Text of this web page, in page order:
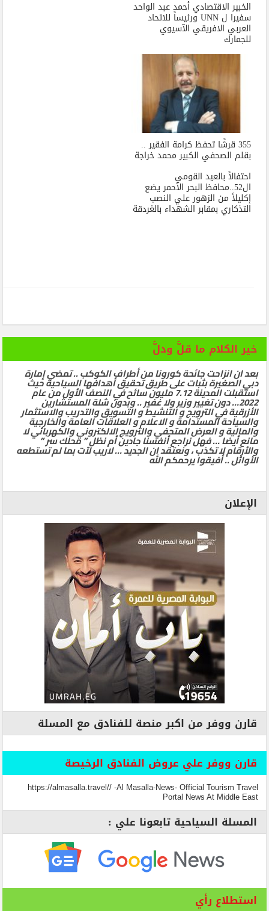
الخبير الاقتصادي أحمد عبد الواحد
سفيرا ل UNN ورئيساً للاتحاد
العربي الافريقي الآسيوي
للجمارك
355 قرشًا تحفظ كرامة الفقير ..
بقلم الصحفي الكبير محمد خراجة
احتفالاً بالعيد القومي
ال52..محافظ البحر الأحمر يضع
إكليلاً من الزهور علي النصب
التذكاري بمقابر الشهداء بالغردقة
خير الكلام ما قلَّ ودلَّ
بعد ان انزاحت جائحة كورونا من أطراف الكوكب .. تمضي إمارة
دبي الصغيرة بثبات على طريق تحقيق أهدافها السياحية حيث
استقبلت المدينة 7.12 مليون سائح في النصف الأول من عام
2022… دون تغيير وزير ولا غفير .. وبدون شلة المستشارين
الأزرقية في الترويج و التنشيط و التسويق والتدريب والاستثمار
والسياحة المستدامة و الاعلام و العلاقات العامة والخارجية
والمالية و العرض المتحفي والترويج الالكتروني والكهربائي لا
مانع أيضا … فهل نراجع أنفسنا جادين أم نظل ” محلك سر ”
والأرقام لا تكذب ، ونعتقد ان الجديد … لاريب لآت بما لم تستطعه
الأوائل .. أفيقوا يرحمكم الله
الإعلان
قارن ووفر من اكبر منصة للفنادق مع المسلة
قارن ووفر علي عروض الفنادق الرخيصة
https://almasalla.travel// -Al Masalla-News- Official Tourism Travel
Portal News At Middle East
المسلة السياحية تابعونا علي :
استطلاع رأي